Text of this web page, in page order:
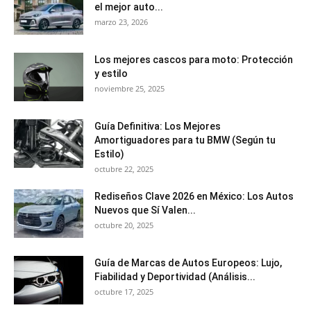
el mejor auto...
marzo 23, 2026
Los mejores cascos para moto: Protección
y estilo
noviembre 25, 2025
Guía Definitiva: Los Mejores
Amortiguadores para tu BMW (Según tu
Estilo)
octubre 22, 2025
Rediseños Clave 2026 en México: Los Autos
Nuevos que Sí Valen...
octubre 20, 2025
Guía de Marcas de Autos Europeos: Lujo,
Fiabilidad y Deportividad (Análisis...
octubre 17, 2025